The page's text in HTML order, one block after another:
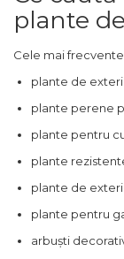
plante
Cele mai
plante de
plante perene
plante pentru
plante
plante de
plante pentru
arbuști